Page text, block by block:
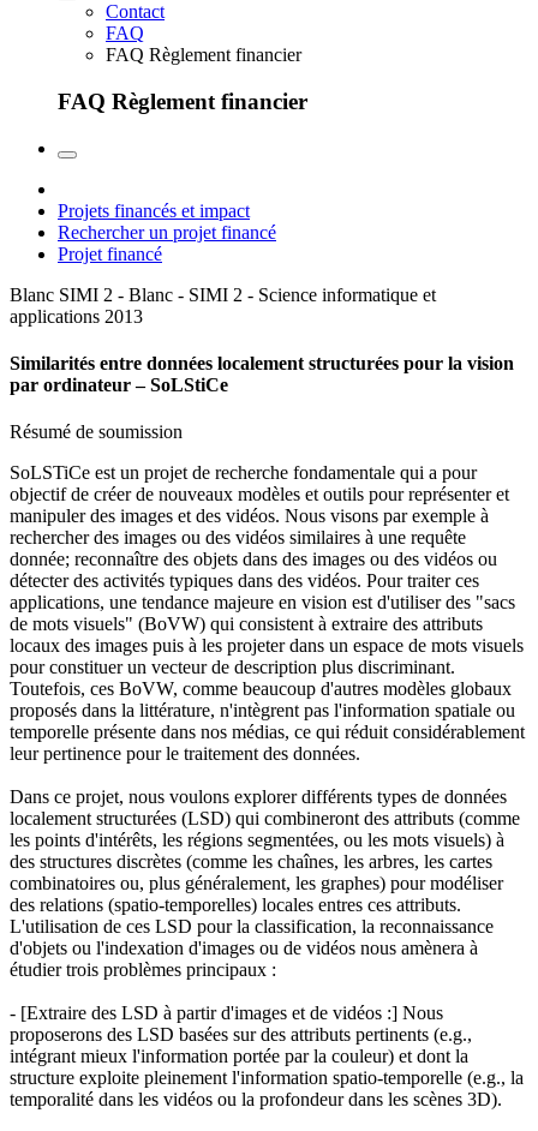
Contact
FAQ
FAQ Règlement financier
FAQ Règlement financier
Projets financés et impact
Rechercher un projet financé
Projet financé
Blanc SIMI 2 - Blanc - SIMI 2 - Science informatique et
applications 2013
Similarités entre données localement structurées pour la vision
par ordinateur – SoLStiCe
Résumé de soumission
SoLSTiCe est un projet de recherche fondamentale qui a pour
objectif de créer de nouveaux modèles et outils pour représenter et
manipuler des images et des vidéos. Nous visons par exemple à
rechercher des images ou des vidéos similaires à une requête
donnée; reconnaître des objets dans des images ou des vidéos ou
détecter des activités typiques dans des vidéos. Pour traiter ces
applications, une tendance majeure en vision est d'utiliser des "sacs
de mots visuels" (BoVW) qui consistent à extraire des attributs
locaux des images puis à les projeter dans un espace de mots visuels
pour constituer un vecteur de description plus discriminant.
Toutefois, ces BoVW, comme beaucoup d'autres modèles globaux
proposés dans la littérature, n'intègrent pas l'information spatiale ou
temporelle présente dans nos médias, ce qui réduit considérablement
leur pertinence pour le traitement des données.
Dans ce projet, nous voulons explorer différents types de données
localement structurées (LSD) qui combineront des attributs (comme
les points d'intérêts, les régions segmentées, ou les mots visuels) à
des structures discrètes (comme les chaînes, les arbres, les cartes
combinatoires ou, plus généralement, les graphes) pour modéliser
des relations (spatio-temporelles) locales entres ces attributs.
L'utilisation de ces LSD pour la classification, la reconnaissance
d'objets ou l'indexation d'images ou de vidéos nous amènera à
étudier trois problèmes principaux :
- [Extraire des LSD à partir d'images et de vidéos :] Nous
proposerons des LSD basées sur des attributs pertinents (e.g.,
intégrant mieux l'information portée par la couleur) et dont la
structure exploite pleinement l'information spatio-temporelle (e.g., la
temporalité dans les vidéos ou la profondeur dans les scènes 3D).